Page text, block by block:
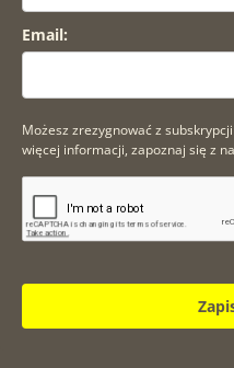
Email:
Możesz zrezygnować z
więcej informacji, zapoznaj się z